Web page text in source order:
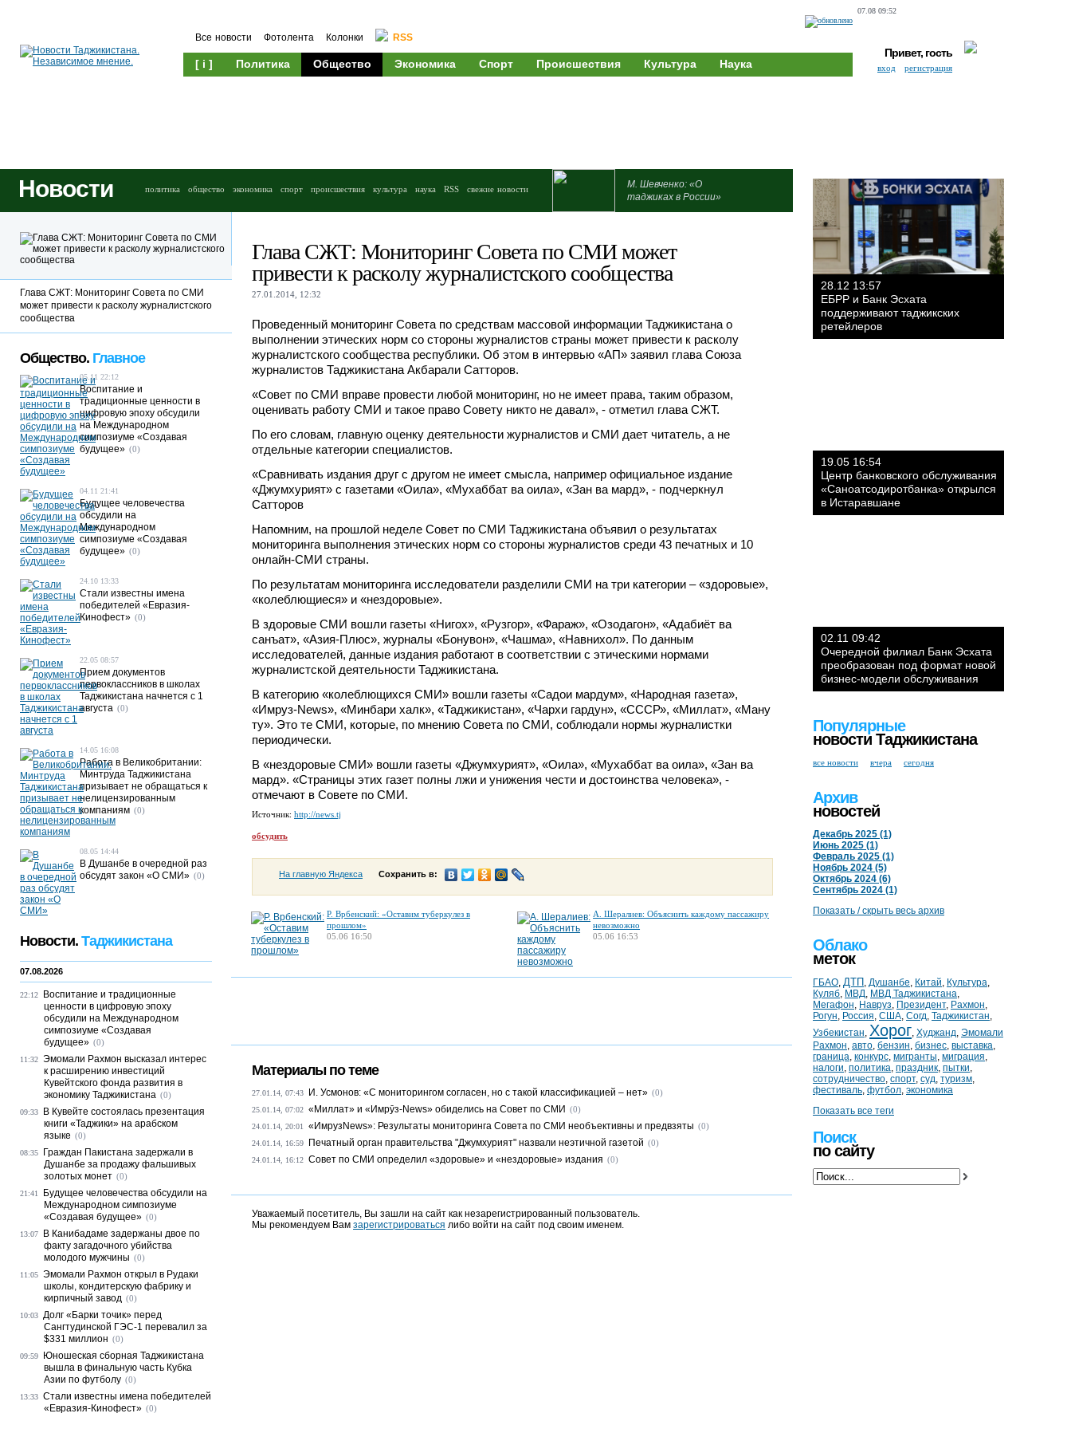
07.08 09:52
Все новости Фотолента Колонки RSS
[ i ] Политика Общество Экономика Спорт Происшествия Культура Наука
Привет, гость
вход регистрация
Новости политика общество экономика спорт происшествия культура наука RSS свежие новости
М. Шевченко: «О
таджиках в России»
Глава СЖТ: Мониторинг Совета по СМИ может
привести к расколу журналистского сообщества
27.01.2014, 12:32
Проведенный мониторинг Совета по средствам массовой информации Таджикистана о
выполнении этических норм со стороны журналистов страны может привести к расколу
журналистского сообщества республики. Об этом в интервью «АП» заявил глава Союза
журналистов Таджикистана Акбарали Сатторов.
«Совет по СМИ вправе провести любой мониторинг, но не имеет права, таким образом,
оценивать работу СМИ и такое право Совету никто не давал», - отметил глава СЖТ.
По его словам, главную оценку деятельности журналистов и СМИ дает читатель, а не
отдельные категории специалистов.
«Сравнивать издания друг с другом не имеет смысла, например официальное издание
«Джумхурият» с газетами «Оила», «Мухаббат ва оила», «Зан ва мард», - подчеркнул
Сатторов
Напомним, на прошлой неделе Совет по СМИ Таджикистана объявил о результатах
мониторинга выполнения этических норм со стороны журналистов среди 43 печатных и 10
онлайн-СМИ страны.
По результатам мониторинга исследователи разделили СМИ на три категории – «здоровые»,
«колеблющиеся» и «нездоровые».
В здоровые СМИ вошли газеты «Нигох», «Рузгор», «Фараж», «Озодагон», «Адабиёт ва
санъат», «Азия-Плюс», журналы «Бонувон», «Чашма», «Навнихол». По данным
исследователей, данные издания работают в соответствии с этическими нормами
журналистской деятельности Таджикистана.
В категорию «колеблющихся СМИ» вошли газеты «Садои мардум», «Народная газета»,
«Имруз-News», «Минбари халк», «Таджикистан», «Чархи гардун», «СССР», «Миллат», «Ману
ту». Это те СМИ, которые, по мнению Совета по СМИ, соблюдали нормы журналистки
периодически.
В «нездоровые СМИ» вошли газеты «Джумхурият», «Оила», «Мухаббат ва оила», «Зан ва
мард». «Страницы этих газет полны лжи и унижения чести и достоинства человека», -
отмечают в Совете по СМИ.
Источник: http://news.tj
обсудить
На главную Яндекса Сохранить в:
Р. Врбенский: «Оставим туберкулез в
прошлом»
05.06 16:50
А. Шералиев: Объяснить каждому пассажиру
невозможно
05.06 16:53
Материалы по теме
27.01.14, 07:43 И. Усмонов: «С мониторингом согласен, но с такой классификацией – нет» (0)
25.01.14, 07:02 «Миллат» и «Имрӯз-News» обиделись на Совет по СМИ (0)
24.01.14, 20:01 «ИмрузNews»: Результаты мониторинга Совета по СМИ необъективны и предвзяты (0)
24.01.14, 16:59 Печатный орган правительства "Джумхурият" назвали неэтичной газетой (0)
24.01.14, 16:12 Совет по СМИ определил «здоровые» и «нездоровые» издания (0)
Уважаемый посетитель, Вы зашли на сайт как незарегистрированный пользователь.
Мы рекомендуем Вам зарегистрироваться либо войти на сайт под своим именем.
Глава СЖТ: Мониторинг Совета по СМИ
может привести к расколу журналистского
сообщества
Общество. Главное
05.11 22:12
Воспитание и
традиционные ценности в
цифровую эпоху обсудили
на Международном
симпозиуме «Создавая
будущее» (0)
04.11 21:41
Будущее человечества
обсудили на
Международном
симпозиуме «Создавая
будущее» (0)
24.10 13:33
Стали известны имена
победителей «Евразия-
Кинофест» (0)
22.05 08:57
Прием документов
первоклассников в школах
Таджикистана начнется с 1
августа (0)
14.05 16:08
Работа в Великобритании:
Минтруда Таджикистана
призывает не обращаться к
нелицензированным
компаниям (0)
08.05 14:44
В Душанбе в очередной раз
обсудят закон «О СМИ» (0)
Новости. Таджикистана
07.08.2026
22:12
Воспитание и традиционные
ценности в цифровую эпоху
обсудили на Международном
симпозиуме «Создавая
будущее» (0)
11:32 Эмомали Рахмон высказал интерес
к расширению инвестиций
Кувейтского фонда развития в
экономику Таджикистана (0)
09:33
В Кувейте состоялась презентация
книги «Таджики» на арабском
языке (0)
08:35
Граждан Пакистана задержали в
Душанбе за продажу фальшивых
золотых монет (0)
21:41
Будущее человечества обсудили на
Международном симпозиуме
«Создавая будущее» (0)
13:07
В Канибадаме задержаны двое по
факту загадочного убийства
молодого мужчины (0)
11:05 Эмомали Рахмон открыл в Рудаки
школы, кондитерскую фабрику и
кирпичный завод (0)
10:03 Долг «Барки точик» перед
Сангтудинской ГЭС-1 перевалил за
$331 миллион (0)
09:59
Юношеская сборная Таджикистана
вышла в финальную часть Кубка
Азии по футболу (0)
13:33 Стали известны имена победителей
«Евразия-Кинофест» (0)
28.12 13:57
ЕБРР и Банк Эсхата
поддерживают таджикских
ретейлеров
19.05 16:54
Центр банковского обслуживания
«Саноатсодиротбанка» открылся
в Истаравшане
02.11 09:42
Очередной филиал Банк Эсхата
преобразован под формат новой
бизнес-модели обслуживания
Популярные
новости Таджикистана
все новости вчера сегодня
Архив
новостей
Декабрь 2025 (1)
Июнь 2025 (1)
Февраль 2025 (1)
Ноябрь 2024 (5)
Октябрь 2024 (6)
Сентябрь 2024 (1)
Показать / скрыть весь архив
Облако
меток
ГБАО, ДТП , Душанбе, Китай, Культура,
Куляб, МВД, МВД Таджикистана,
Мегафон, Навруз, Президент, Рахмон,
Рогун, Россия, США, Согд, Таджикистан,
Узбекистан, Хорог, Худжанд, Эмомали
Рахмон, авто, бензин, бизнес, выставка,
граница, конкурс, мигранты, миграция,
налоги, политика, праздник, пытки,
сотрудничество, спорт, суд, туризм,
фестиваль, футбол, экономика
Показать все теги
Поиск
по сайту